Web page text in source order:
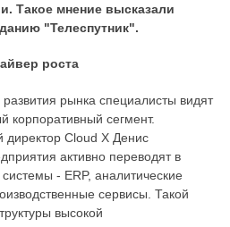
Такое мнение высказали
"Телеспутник".
роста
рынка специалисты видят
корпоративный сегмент.
директор Cloud X Денис
активно переводят в
- ERP, аналитические
сервисы. Такой
высокой